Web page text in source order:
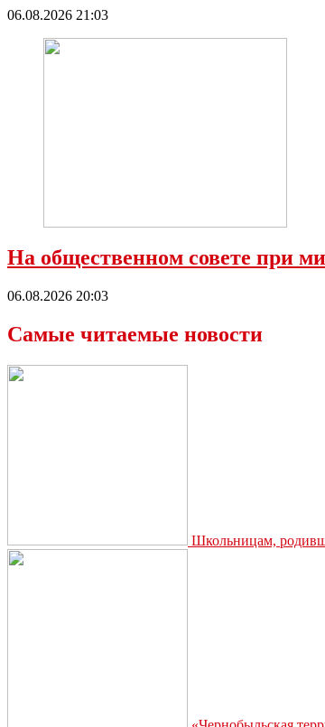
06.08.2026 21:03
На общественном совете при
06.08.2026 20:03
Самые читаемые новости
Школьницам,